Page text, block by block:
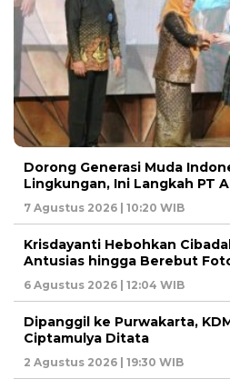
Dorong Generasi Muda
Lingkungan, Ini Langkah PT
7 Agustus 2026 | 10:20 WIB
Krisdayanti Hebohkan
Antusias hingga Berebut
6 Agustus 2026 | 12:04 WIB
Dipanggil ke Purwakarta,
Ciptamulya Ditata
2 Agustus 2026 | 19:30 WIB